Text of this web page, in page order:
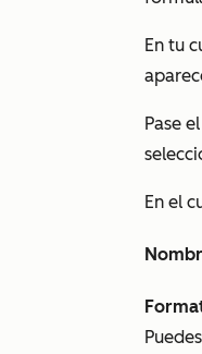
En tu
Pase
En el